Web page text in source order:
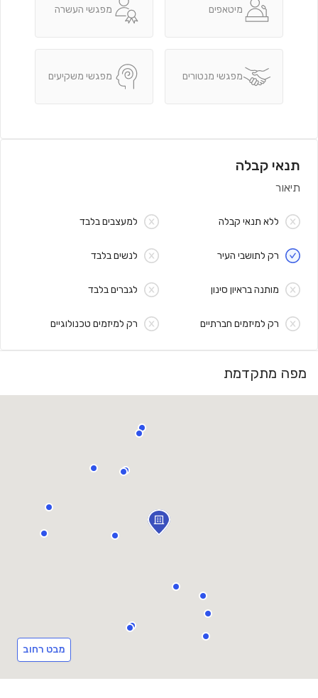
מיטאפים מפגשי העשרה
מפגשי מנטורים מפגשי משקיעים
תנאי קבלה
תיאור
ללא תנאי קבלה
רק לתושבי העיר
מותנה בראיון סינון
רק למיזמים חברתיים
למעצבים בלבד
לנשים בלבד
לגברים בלבד
רק למיזמים טכנולוגיים
מפה מתקדמת
מבט רחוב